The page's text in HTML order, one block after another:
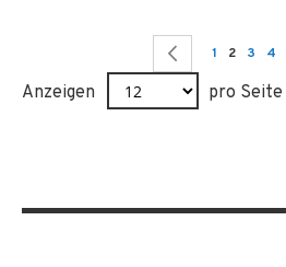
Seite Seite
Zurück
Seite
1 Sie lesen
2 Seite
3 4
Anzeigen pro Seite